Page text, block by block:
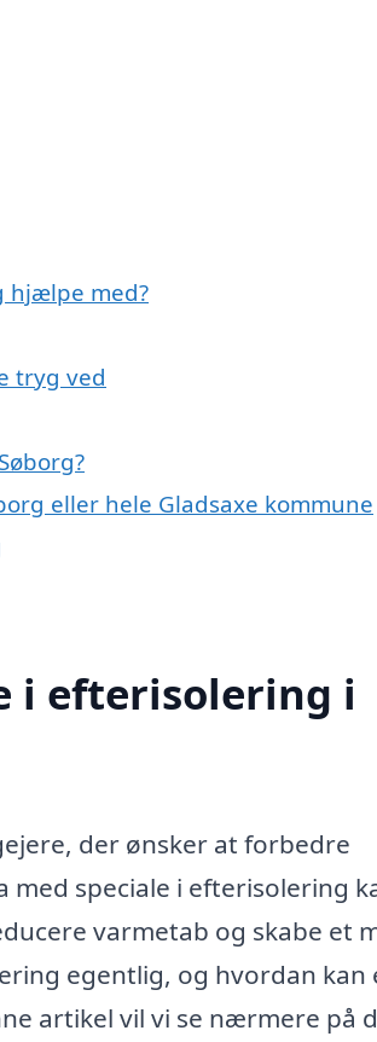
hjælpe med?
tryg ved
eller hele Gladsaxe kommune
i efterisolering i
der ønsker at forbedre
speciale i efterisolering
varmetab og skabe et
egentlig, og hvordan kan
artikel vil vi se nærmere på